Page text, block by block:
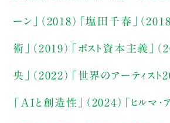
ーン」（2018）「塩田千春」（
術」（2019）「ポスト資本主義」
央」（2022）「世界のアーティスト
「AIと創造性」（2024）「ヒルマ・ア